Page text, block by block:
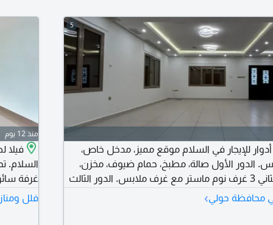
5
فيلا (تريبلكس) 3 أدوار للإيجار في السلام موقع مميز، مدخل خاص،
الدور الأول صالة، مطبخ، حمام ضيوف، مخزن،
حوش خارجي. الدور الثاني 3 غرف نوم ماستر مع غرف ملابس. الدور الثالث
مع مطبخ ومنطقة شواء، غرفة عاملة مع حمامها،
3 مواقف سيارات مخصصة. شامل ماء وكهرباء وصيانة
محافظة حولي›
منذ 12 يوم
غرفة
على
فلل